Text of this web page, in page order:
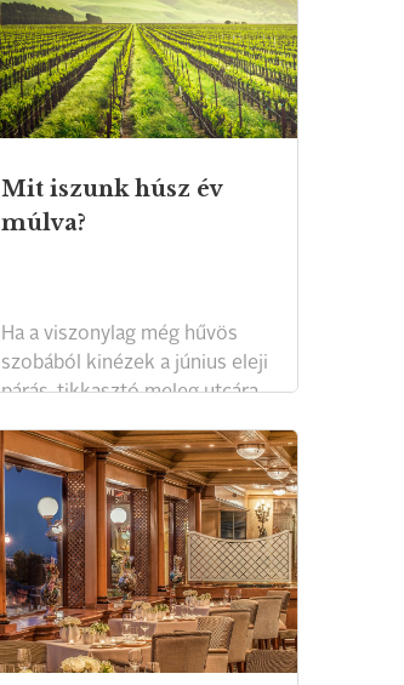
Mit iszunk húsz év
múlva?
Ha a viszonylag még hűvös
szobából kinézek a június eleji
párás, tikkasztó meleg utcára,
eszembe: vizet. Feltéve
persze, ha még lesz víz… de
bizakodjunk. A Duna
közelsége ad némi
biztonságot és még arra is
gondolhatunk, bor is jut
esetleg a poharainkba.